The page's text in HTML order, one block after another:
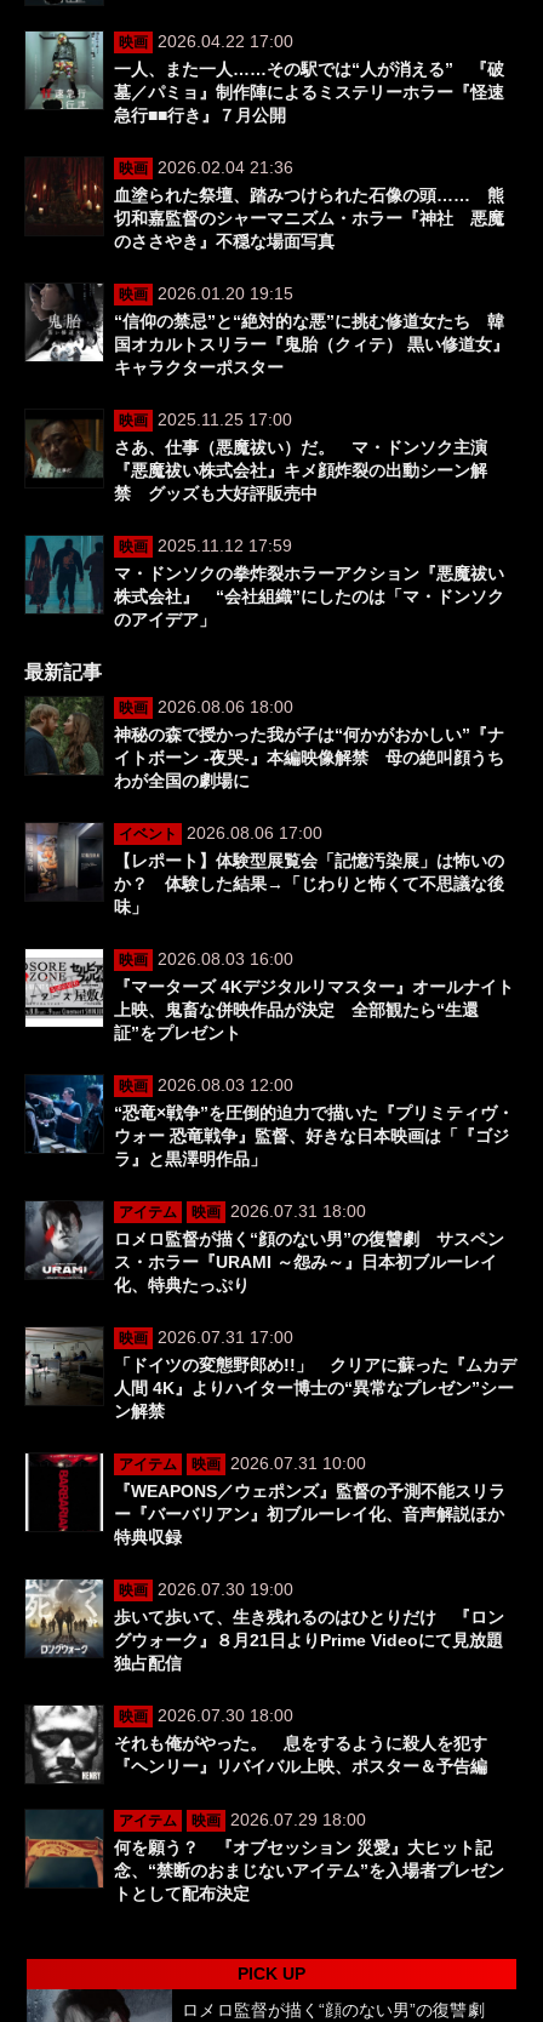
映画 2026.04.22 17:00
一人、また一人……その駅では“人が消える” 『破
墓／パミョ』制作陣によるミステリーホラー『怪速
急行■■行き』７月公開
映画 2026.02.04 21:36
血塗られた祭壇、踏みつけられた石像の頭…… 熊
切和嘉監督のシャーマニズム・ホラー『神社 悪魔
のささやき』不穏な場面写真
映画 2026.01.20 19:15
“信仰の禁忌”と“絶対的な悪”に挑む修道女たち 韓
国オカルトスリラー『鬼胎（クィテ） 黒い修道女』
キャラクターポスター
映画 2025.11.25 17:00
さあ、仕事（悪魔祓い）だ。 マ・ドンソク主演
『悪魔祓い株式会社』キメ顔炸裂の出動シーン解
禁 グッズも大好評販売中
映画 2025.11.12 17:59
マ・ドンソクの拳炸裂ホラーアクション『悪魔祓い
株式会社』 “会社組織”にしたのは「マ・ドンソク
のアイデア」
最新記事
映画 2026.08.06 18:00
神秘の森で授かった我が子は“何かがおかしい”『ナ
イトボーン -夜哭-』本編映像解禁 母の絶叫顔うち
わが全国の劇場に
イベント
2026.08.06 17:00
【レポート】体験型展覧会「記憶汚染展」は怖いの
か？ 体験した結果→「じわりと怖くて不思議な後
味」
映画 2026.08.03 16:00
『マーターズ 4Kデジタルリマスター』オールナイト
上映、鬼畜な併映作品が決定 全部観たら“生還
証”をプレゼント
映画 2026.08.03 12:00
“恐竜×戦争”を圧倒的迫力で描いた『プリミティヴ・
ウォー 恐竜戦争』監督、好きな日本映画は「『ゴジ
ラ』と黒澤明作品」
アイテム 映画 2026.07.31 18:00
ロメロ監督が描く“顔のない男”の復讐劇 サスペン
ス・ホラー『URAMI ～怨み～』日本初ブルーレイ
化、特典たっぷり
映画 2026.07.31 17:00
「ドイツの変態野郎め!!」 クリアに蘇った『ムカデ
人間 4K』よりハイター博士の“異常なプレゼン”シー
ン解禁
アイテム 映画 2026.07.31 10:00
『WEAPONS／ウェポンズ』監督の予測不能スリラ
ー『バーバリアン』初ブルーレイ化、音声解説ほか
特典収録
映画 2026.07.30 19:00
歩いて歩いて、生き残れるのはひとりだけ 『ロン
グウォーク』８月21日よりPrime Videoにて見放題
独占配信
映画 2026.07.30 18:00
それも俺がやった。 息をするように殺人を犯す
『ヘンリー』リバイバル上映、ポスター＆予告編
アイテム 映画 2026.07.29 18:00
何を願う？ 『オブセッション 災愛』大ヒット記
念、“禁断のおまじないアイテム”を入場者プレゼン
トとして配布決定
PICK UP
ロメロ監督が描く“顔のない男”の復讐劇